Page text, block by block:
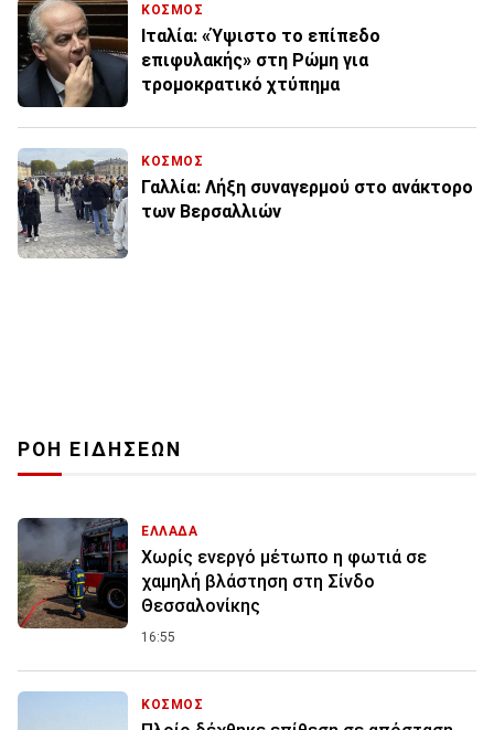
ΚΟΣΜΟΣ
Ιταλία: «Ύψιστο το επίπεδο
επιφυλακής» στη Ρώμη για
τρομοκρατικό χτύπημα
ΚΟΣΜΟΣ
Γαλλία: Λήξη συναγερμού στο ανάκτορο
των Βερσαλλιών
ΡΟΗ ΕΙΔΗΣΕΩΝ
ΕΛΛΑΔΑ
Χωρίς ενεργό μέτωπο η φωτιά σε
χαμηλή βλάστηση στη Σίνδο
Θεσσαλονίκης
16:55
ΚΟΣΜΟΣ